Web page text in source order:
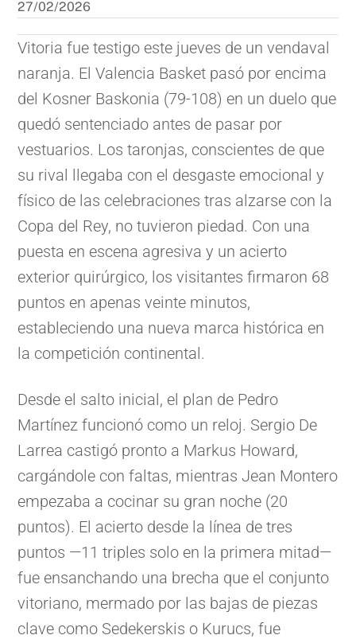
27/02/2026
Vitoria fue testigo este jueves de un vendaval
naranja. El Valencia Basket pasó por encima
del Kosner Baskonia (79-108) en un duelo que
quedó sentenciado antes de pasar por
vestuarios. Los taronjas, conscientes de que
su rival llegaba con el desgaste emocional y
físico de las celebraciones tras alzarse con la
Copa del Rey, no tuvieron piedad. Con una
puesta en escena agresiva y un acierto
exterior quirúrgico, los visitantes firmaron 68
puntos en apenas veinte minutos,
estableciendo una nueva marca histórica en
la competición continental.
Desde el salto inicial, el plan de Pedro
Martínez funcionó como un reloj. Sergio De
Larrea castigó pronto a Markus Howard,
cargándole con faltas, mientras Jean Montero
empezaba a cocinar su gran noche (20
puntos). El acierto desde la línea de tres
puntos —11 triples solo en la primera mitad—
fue ensanchando una brecha que el conjunto
vitoriano, mermado por las bajas de piezas
clave como Sedekerskis o Kurucs, fue